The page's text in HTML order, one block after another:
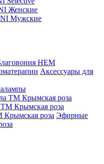
Женские
Мужские
HEM
Аксессуары для
Крымская роза
Эфирные